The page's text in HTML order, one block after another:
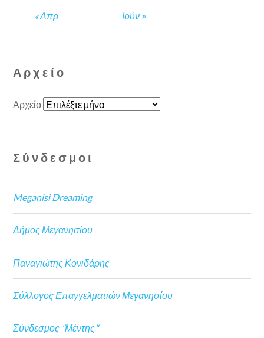
« Απρ Ιούν »
Αρχείο
Αρχείο
Σύνδεσμοι
Meganisi Dreaming
Δήμος Μεγανησίου
Παναγιώτης Κονιδάρης
Σύλλογος Επαγγελματιών Μεγανησίου
Σύνδεσμος "Μέντης"